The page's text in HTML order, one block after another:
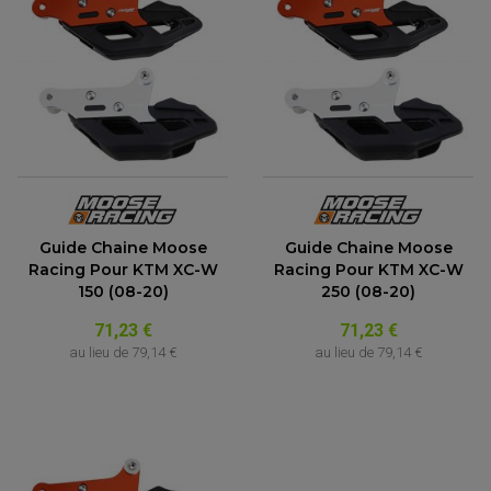
PROTECTION FOURCHE ET BRAS OSCILLANT
PROTECTION SILENCIEUX
PROTECTION LEVIER
TAMPONS ALLOY ULTIMA
ROULEMENT MOTO
ROULEMENT DE ROUE
ROULEMENT DE DIRECTION
TRANSMISSION
AMORTISSEUR DE COUPLE
EMBRAYAGE MOTO
KIT CHAÎNE MOTO
ACCESSOIRE SCOOTER KYMCO
ACCESSOIRE SCOOTER MBK
ACCESSOIRE SCOOTER PEUGEOT
ACCESSOIRE SCOOTER PIAGGIO
ACCESSOIRE SCOOTER SUZUKI
ACCESSOIRE SCOOTER VESPA
ACCESSOIRE SCOOTER YAMAHA
Guide Chaine Moose
Racing Pour KTM XC-W
150 (08-20)
71,23 €
au lieu de 79,14 €
Guide Chaine Moose
Racing Pour KTM XC-W
250 (08-20)
71,23 €
au lieu de 79,14 €